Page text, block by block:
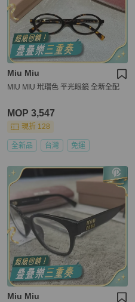
Miu Miu
MIU MIU 玳瑁色 平光眼鏡 全新全配
MOP 3,547
現折 128
全新品 台灣 免運
Miu Miu